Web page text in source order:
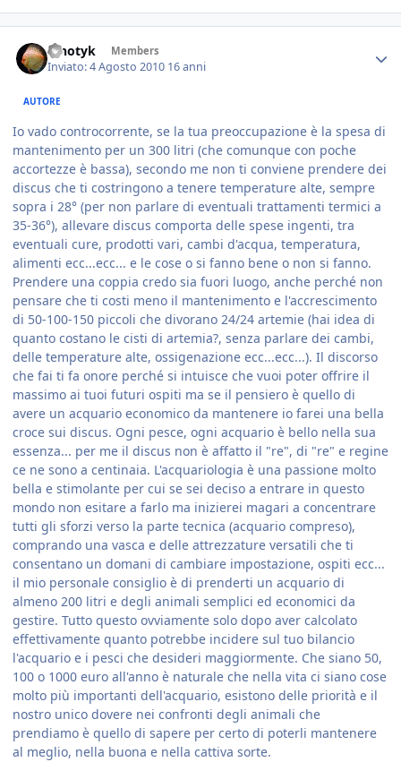
ipnotyk Members
Inviato:4 Agosto 2010 16 anni
AUTORE
Io vado controcorrente, se la tua preoccupazione è la spesa di
mantenimento per un 300 litri (che comunque con poche
accortezze è bassa), secondo me non ti conviene prendere dei
discus che ti costringono a tenere temperature alte, sempre
sopra i 28° (per non parlare di eventuali trattamenti termici a
35-36°), allevare discus comporta delle spese ingenti, tra
eventuali cure, prodotti vari, cambi d'acqua, temperatura,
alimenti ecc...ecc... e le cose o si fanno bene o non si fanno.
Prendere una coppia credo sia fuori luogo, anche perché non
pensare che ti costi meno il mantenimento e l'accrescimento
di 50-100-150 piccoli che divorano 24/24 artemie (hai idea di
quanto costano le cisti di artemia?, senza parlare dei cambi,
delle temperature alte, ossigenazione ecc...ecc...). Il discorso
che fai ti fa onore perché si intuisce che vuoi poter offrire il
massimo ai tuoi futuri ospiti ma se il pensiero è quello di
avere un acquario economico da mantenere io farei una bella
croce sui discus. Ogni pesce, ogni acquario è bello nella sua
essenza... per me il discus non è affatto il "re", di "re" e regine
ce ne sono a centinaia. L'acquariologia è una passione molto
bella e stimolante per cui se sei deciso a entrare in questo
mondo non esitare a farlo ma inizierei magari a concentrare
tutti gli sforzi verso la parte tecnica (acquario compreso),
comprando una vasca e delle attrezzature versatili che ti
consentano un domani di cambiare impostazione, ospiti ecc...
il mio personale consiglio è di prenderti un acquario di
almeno 200 litri e degli animali semplici ed economici da
gestire. Tutto questo ovviamente solo dopo aver calcolato
effettivamente quanto potrebbe incidere sul tuo bilancio
l'acquario e i pesci che desideri maggiormente. Che siano 50,
100 o 1000 euro all'anno è naturale che nella vita ci siano cose
molto più importanti dell'acquario, esistono delle priorità e il
nostro unico dovere nei confronti degli animali che
prendiamo è quello di sapere per certo di poterli mantenere
al meglio, nella buona e nella cattiva sorte.